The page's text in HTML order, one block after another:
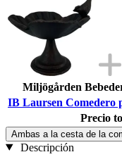
Miljögården
IB Laursen Comedero
Precio
Ambas a la cesta de la
Descripción